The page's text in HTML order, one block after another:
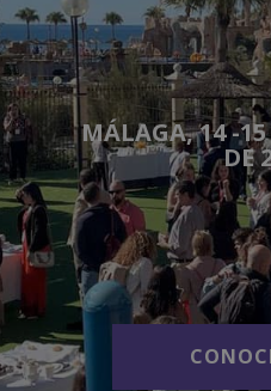
MÁLAGA, 14 -
DE